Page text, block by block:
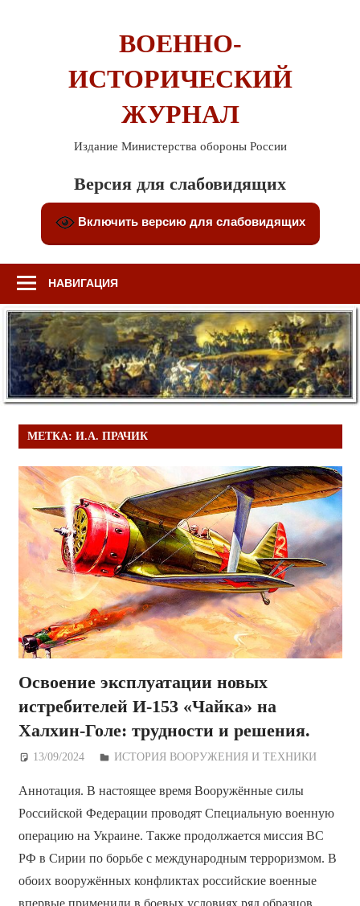
ВОЕННО-
ИСТОРИЧЕСКИЙ
ЖУРНАЛ
Издание Министерства обороны России
Версия для слабовидящих
Включить версию для слабовидящих
НАВИГАЦИЯ
МЕТКА: И.А. ПРАЧИК
Освоение эксплуатации новых
истребителей И-153 «Чайка» на
Халхин-Голе: трудности и решения.
13/09/2024 Дежурный по Редакции
ИСТОРИЯ ВООРУЖЕНИЯ И ТЕХНИКИ
Аннотация. В настоящее время Вооружённые силы
Российской Федерации проводят Специальную военную
операцию на Украине. Также продолжается миссия ВС
РФ в Сирии по борьбе с международным терроризмом. В
обоих вооружённых конфликтах российские военные
впервые применили в боевых условиях ряд образцов